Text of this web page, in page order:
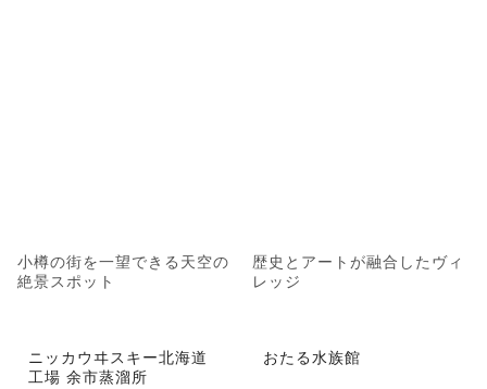
小樽の街を一望できる天空の
絶景スポット
歴史とアートが融合したヴィ
レッジ
ニッカウヰスキー北海道
工場 余市蒸溜所
おたる水族館